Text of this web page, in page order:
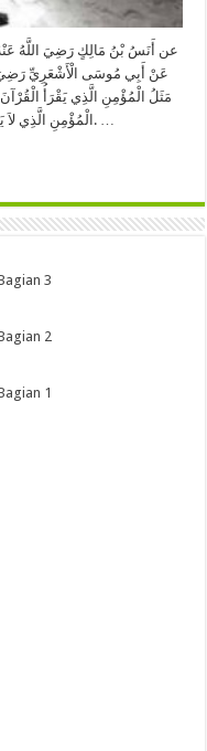
عَنْ أَبِي مُوسَى الْأَشْعَرِيِّ رَضِيَ
مَثَلُ الْمُؤْمِنِ الَّذِي يَقْرَأُ
الْمُؤْمِنِ الَّذِي لاَ يَقْرَأُ الْقُرْآنَ، مَثَلُ التَّمْرَةِ: لَا رِيحَ لَهَا وَطَعْمُهَا حُلْوٌ. …
3
2
1